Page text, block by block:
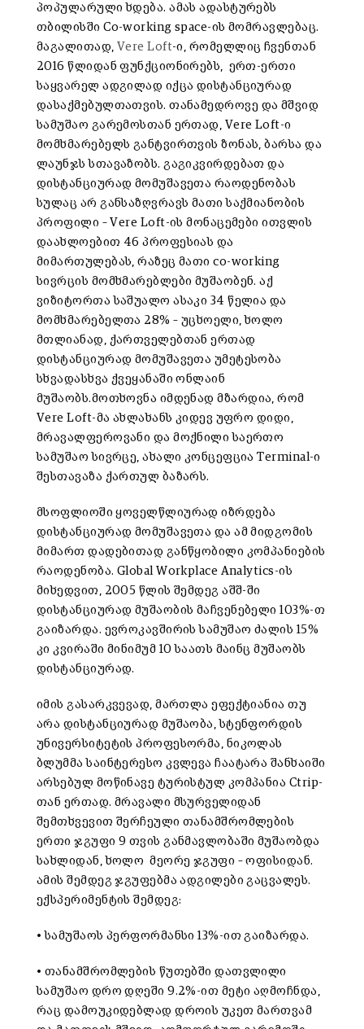
პოპულარული ხდება. ამას ადასტურებს
თბილისში Co-working space-ის მომრავლებაც.
მაგალითად, Vere Loft-ი, რომელლიც ჩვენთან
2016 წლიდან ფუნქციონირებს, ერთ-ერთი
საყვარელ ადგილად იქცა დისტანციურად
დასაქმებულთათვის. თანამედროვე და მშვიდ
სამუშაო გარემოსთან ერთად, Vere Loft-ი
მომხმარებელს განტვირთვის ზონას, ბარსა და
ლაუნჯს სთავაზობს. გაგიკვირდებათ და
დისტანციურად მომუშავეთა რაოდენობას
სულაც არ განსაზღვრავს მათი საქმიანობის
პროფილი – Vere Loft-ის მონაცემები ითვლის
დაახლოებით 46 პროფესიას და
მიმართულებას, რაზეც მათი co-working
სივრცის მომხმარებლები მუშაობენ. აქ
ვიზიტორთა საშუალო ასაკი 34 წელია და
მომხმარებელთა 28% – უცხოელი, ხოლო
მთლიანად, ქართველებთან ერთად
დისტანციურად მომუშავეთა უმეტესობა
სხვადასხვა ქვეყანაში ონლაინ
მუშაობს.მოთხოვნა იმდენად მზარდია, რომ
Vere Loft-მა ახლახანს კიდევ უფრო დიდი,
მრავალფეროვანი და მოქნილი საერთო
სამუშაო სივრცე, ახალი კონცეფცია Terminal-ი
შესთავაზა ქართულ ბაზარს.
მსოფლიოში ყოველწლიურად იზრდება
დისტანციურად მომუშავეთა და ამ მიდგომის
მიმართ დადებითად განწყობილი კომპანიების
რაოდენობა. Global Workplace Analytics-ის
მიხედვით, 2005 წლის შემდეგ აშშ-ში
დისტანციურად მუშაობის მაჩვენებელი 103%-თ
გაიზარდა. ევროკავშირის სამუშაო ძალის 15%
კი კვირაში მინიმუმ 10 საათს მაინც მუშაობს
დისტანციურად.
იმის გასარკვევად, მართლა ეფექტიანია თუ
არა დისტანციურად მუშაობა, სტენფორდის
უნივერსიტეტის პროფესორმა, ნიკოლას
ბლუმმა საინტერესო კვლევა ჩაატარა შანხაიში
არსებულ მოწინავე ტურისტულ კომპანია Ctrip-
თან ერთად. მრავალი მსურველიდან
შემთხვევით შერჩეული თანამშრომლების
ერთი ჯგუფი 9 თვის განმავლობაში მუშაობდა
სახლიდან, ხოლო მეორე ჯგუფი – ოფისიდან.
ამის შემდეგ ჯგუფებმა ადგილები გაცვალეს.
ექსპერიმენტის შემდეგ:
• სამუშაოს პერფორმანსი 13%-ით გაიზარდა.
• თანამშრომლების წუთებში დათვლილი
სამუშაო დრო დღეში 9.2%-ით მეტი აღმოჩნდა,
რაც დამოუკიდებლად დროის უკეთ მართვამ